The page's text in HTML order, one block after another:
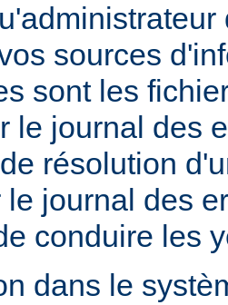
sources
sont les
le journal des
résolution
le journal des
conduire les
dans le